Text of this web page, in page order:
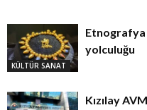
KÜLTÜR SANAT
Etnografya
yolculuğu
Kızılay